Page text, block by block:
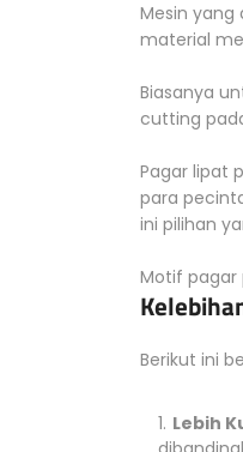
Mesin
material
Biasanya
cutting
Pagar lipat
para
ini pilihan
Motif
Berikut ini
Lebih